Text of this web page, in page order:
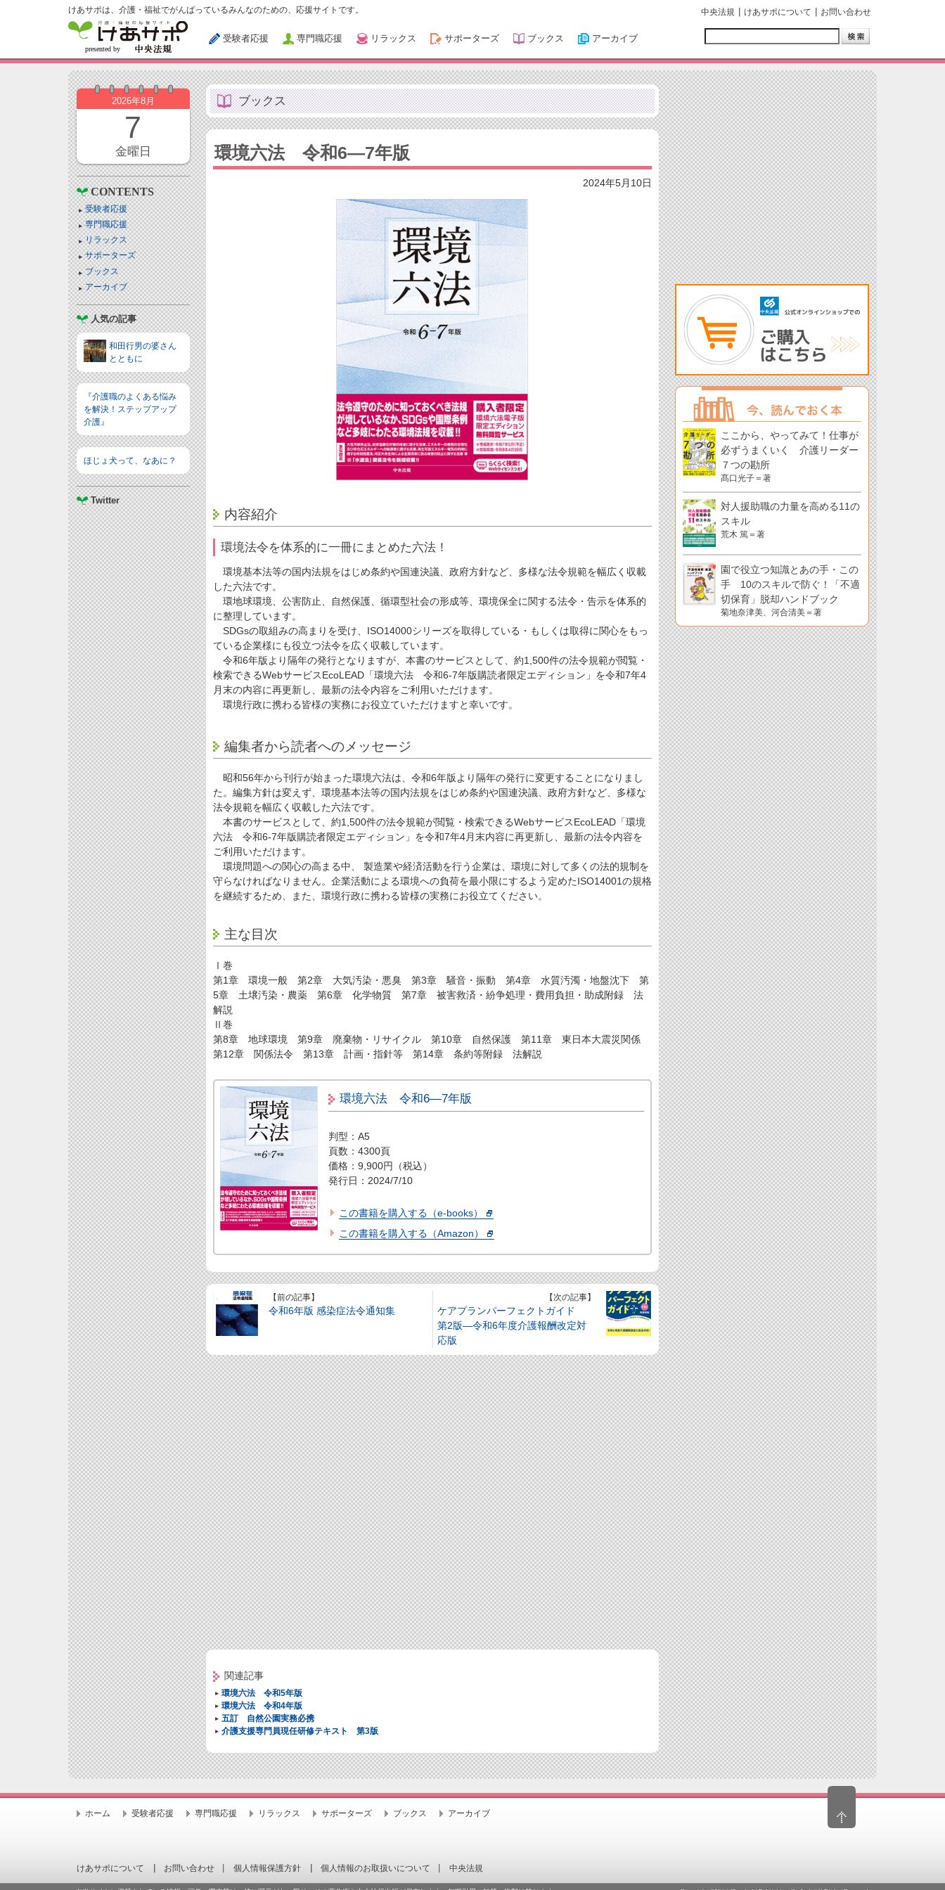
けあサポは、介護・福祉でがんばっているみんなのための、応援サイトです。
受験者応援 専門職応援 リラックス サポーターズ ブックス アーカイブ
中央法規 けあサポについて お問い合わせ
2026年8月
7
金曜日
CONTENTS
受験者応援
専門職応援
リラックス
サポーターズ
ブックス
アーカイブ
人気の記事
和田行男の婆さん
とともに
『介護職のよくある悩み
を解決！ステップアップ
介護』
ほじょ犬って、なあに？
Twitter
ブックス
環境六法 令和6―7年版
2024年5月10日
内容紹介
環境法令を体系的に一冊にまとめた六法！
環境基本法等の国内法規をはじめ条約や国連決議、政府方針など、多様な法令規範を幅広く収載
した六法です。
環地球環境、公害防止、自然保護、循環型社会の形成等、環境保全に関する法令・告示を体系的
に整理しています。
SDGsの取組みの高まりを受け、ISO14000シリーズを取得している・もしくは取得に関心をもっ
ている企業様にも役立つ法令を広く収載しています。
令和6年版より隔年の発行となりますが、本書のサービスとして、約1,500件の法令規範が閲覧・
検索できるWebサービスEcoLEAD「環境六法 令和6-7年版購読者限定エディション」を令和7年4
月末の内容に再更新し、最新の法令内容をご利用いただけます。
環境行政に携わる皆様の実務にお役立ていただけますと幸いです。
編集者から読者へのメッセージ
昭和56年から刊行が始まった環境六法は、令和6年版より隔年の発行に変更することになりまし
た。編集方針は変えず、環境基本法等の国内法規をはじめ条約や国連決議、政府方針など、多様な
法令規範を幅広く収載した六法です。
本書のサービスとして、約1,500件の法令規範が閲覧・検索できるWebサービスEcoLEAD「環境
六法 令和6-7年版購読者限定エディション」を令和7年4月末内容に再更新し、最新の法令内容を
ご利用いただけます。
環境問題への関心の高まる中、 製造業や経済活動を行う企業は、環境に対して多くの法的規制を
守らなければなりません。企業活動による環境への負荷を最小限にするよう定めたISO14001の規格
を継続するため、また、環境行政に携わる皆様の実務にお役立てください。
主な目次
Ⅰ巻
第1章 環境一般 第2章 大気汚染・悪臭 第3章 騒音・振動 第4章 水質汚濁・地盤沈下 第
5章 土壌汚染・農薬 第6章 化学物質 第7章 被害救済・紛争処理・費用負担・助成附録 法
解説
Ⅱ巻
第8章 地球環境 第9章 廃棄物・リサイクル 第10章 自然保護 第11章 東日本大震災関係
第12章 関係法令 第13章 計画・指針等 第14章 条約等附録 法解説
環境六法 令和6―7年版
判型：A5
頁数：4300頁
価格：9,900円（税込）
発行日：2024/7/10
この書籍を購入する（e-books）
この書籍を購入する（Amazon）
【前の記事】
令和6年版 感染症法令通知集
【次の記事】
ケアプランパーフェクトガイド
第2版―令和6年度介護報酬改定対
応版
関連記事
環境六法 令和5年版
環境六法 令和4年版
五訂 自然公園実務必携
介護支援専門員現任研修テキスト 第3版
ここから、やってみて！仕事が
必ずうまくいく 介護リーダー
７つの勘所
髙口光子＝著
対人援助職の力量を高める11の
スキル
荒木 篤＝著
園で役立つ知識とあの手・この
手 10のスキルで防ぐ！「不適
切保育」脱却ハンドブック
菊地奈津美、河合清美＝著
ホーム 受験者応援 専門職応援 リラックス サポーターズ ブックス アーカイブ
けあサポについて お問い合わせ 個人情報保護方針 個人情報のお取扱いについて 中央法規